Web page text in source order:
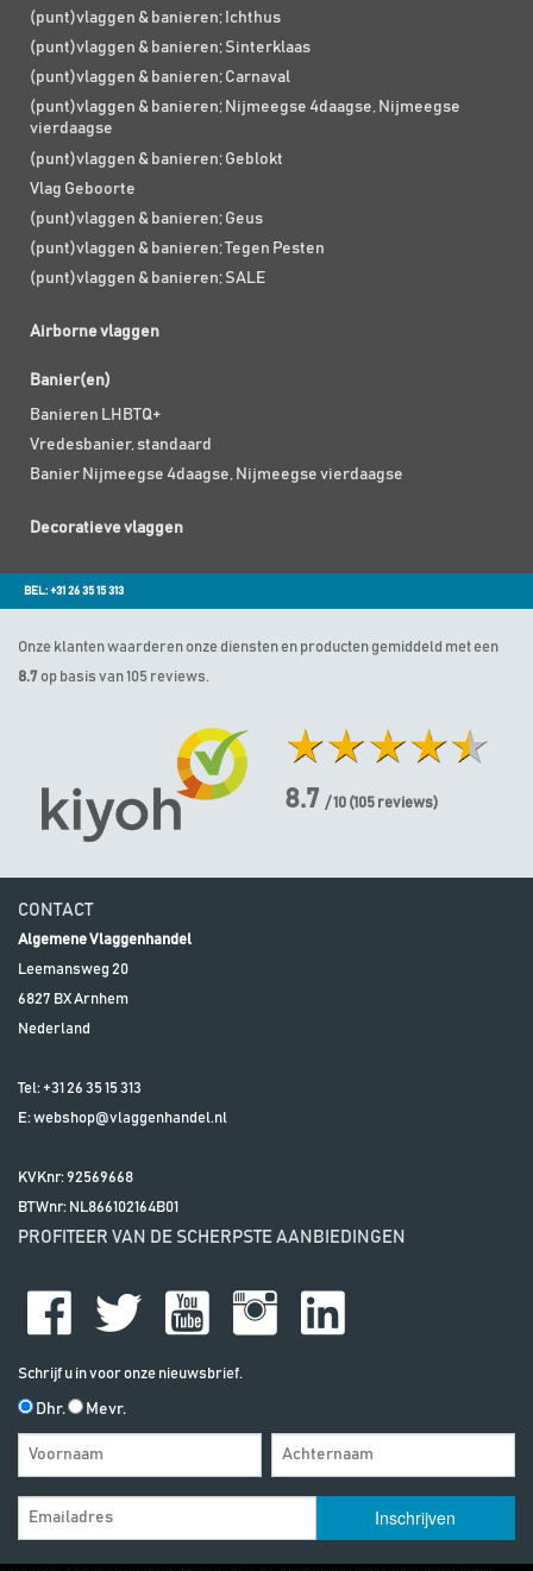
(punt)vlaggen & banieren; Ichthus
(punt)vlaggen & banieren; Sinterklaas
(punt)vlaggen & banieren; Carnaval
(punt)vlaggen & banieren; Nijmeegse 4daagse, Nijmeegse
vierdaagse
(punt)vlaggen & banieren; Geblokt
Vlag Geboorte
(punt)vlaggen & banieren; Geus
(punt)vlaggen & banieren; Tegen Pesten
(punt)vlaggen & banieren; SALE
Airborne vlaggen
Banier(en)
Banieren LHBTQ+
Vredesbanier, standaard
Banier Nijmeegse 4daagse, Nijmeegse vierdaagse
Decoratieve vlaggen
BEL: +31 26 35 15 313
Onze klanten waarderen onze diensten en producten gemiddeld met een
8.7 op basis van 105 reviews.
8.7 / 10 (105 reviews)
CONTACT
Algemene Vlaggenhandel
Leemansweg 20
6827 BXArnhem
Nederland
Tel: +31 26 35 15 313
E:webshop@vlaggenhandel.nl
KVKnr: 92569668
BTWnr: NL866102164B01
PROFITEER VAN DE SCHERPSTE AANBIEDINGEN
Schrijf u in voor onze nieuwsbrief.
Dhr. Mevr.